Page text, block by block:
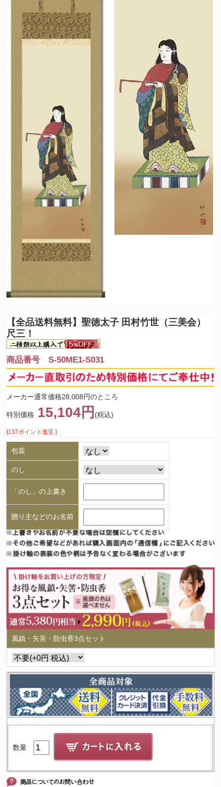
【全品送料無料】聖徳太子 田村竹世（三美会）
尺三！
商品番号 S-50ME1-S031
メーカー通常価格28,008円のところ
特別価格 15,104円 (税込)
[137ポイント進呈 ]
包装
のし
「のし」の上書き
贈り主などのお名前
風鎮・矢筈・防虫香3点セット
数量